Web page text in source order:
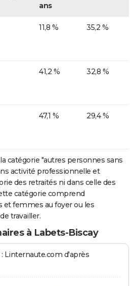
ans
11,8 % 35,2 %
41,2 % 32,8 %
47,1 % 29,4 %
catégorie "autres personnes sans
activité professionnelle et
des retraités ni dans celle des
catégorie comprend
femmes au foyer ou les
travailler.
à Labets-Biscay
Linternaute.com d'après